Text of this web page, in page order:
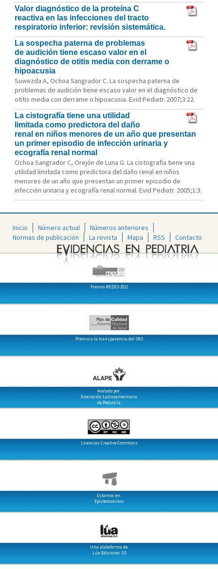
Valor diagnóstico de la proteína C
reactiva en las infecciones del tracto
respiratorio inferior: revisión sistemática.
La sospecha paterna de problemas
de audición tiene escaso valor en el
diagnóstico de otitis media con derrame o
hipoacusia
Suwezda A, Ochoa Sangrador C. La sospecha paterna de
problemas de audición tiene escaso valor en el diagnóstico de
otitis media con derrame o hipoacusia. Evid Pediatr. 2007;3:22.
La cistografía tiene una utilidad
limitada como predictora del daño
renal en niños menores de un año que presentan
un primer episodio de infección urinaria y
ecografía renal normal
Ochoa Sangrador C, Orejón de Luna G. La cistografía tiene una
utilidad limitada como predictora del daño renal en niños
menores de un año que presentan un primer episodio de
infección urinaria y ecografía renal normal. Evid Pediatr. 2005;1:3.
Inicio Número actual
Números anteriores
Normas de publicación
La revista Mapa RSS Contacto
Premio MEDES 2012
Premio a la transparencia del SNS
Avalado por:
Asociación Latinoamericana
de Pediatría
Licencias Creative Commons
Estamos en:
Epistemonikos
Una plataforma de:
Lúa Ediciones 3.0